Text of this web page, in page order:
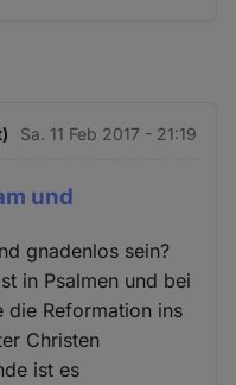
Sa. 11 Feb 2017 - 21:19
und
gnadenlos sein?
in Psalmen und bei
die Reformation ins
Christen
ist es